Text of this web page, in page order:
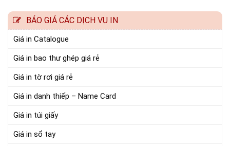
BÁO GIÁ CÁC DỊCH VỤ IN
Giá in Catalogue
Giá in bao thư ghép giá rẻ
Giá in tờ rơi giá rẻ
Giá in danh thiếp – Name Card
Giá in túi giấy
Giá in sổ tay